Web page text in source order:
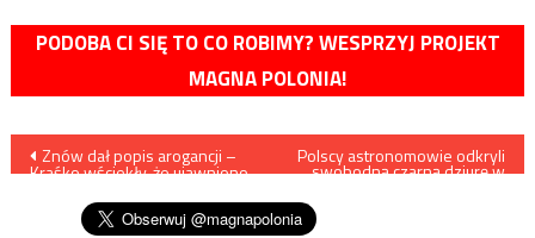
PODOBA CI SIĘ TO CO ROBIMY? WESPRZYJ PROJEKT
MAGNA POLONIA!
Nawigacja
wpisu
Znów dał popis arogancji –
Kraśko wściekły, że ujawniono
Polscy astronomowie odkryli
swobodną czarną dziurę w